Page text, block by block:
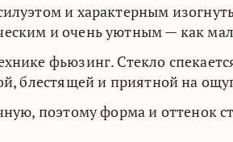
и характерным
и очень уютным — как
фьюзинг. Стекло
блестящей и приятной на
поэтому форма и оттенок